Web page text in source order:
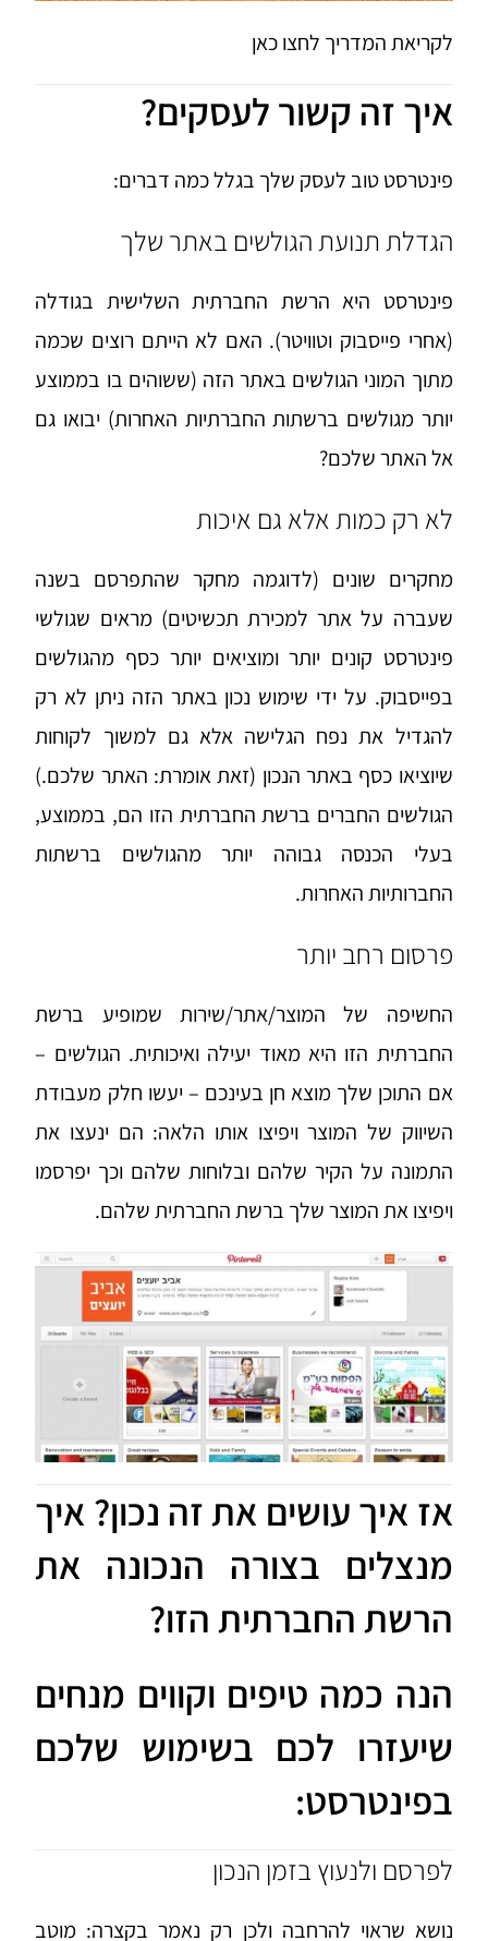
לקריאת המדריך לחצו כאן
איך זה קשור לעסקים?
פינטרסט טוב לעסק שלך בגלל כמה דברים:
הגדלת תנועת הגולשים באתר שלך
פינטרסט היא הרשת החברתית השלישית בגודלה
(אחרי פייסבוק וטוויטר). האם לא הייתם רוצים שכמה
מתוך המוני הגולשים באתר הזה (ששוהים בו בממוצע
יותר מגולשים ברשתות החברתיות האחרות) יבואו גם
אל האתר שלכם?
לא רק כמות אלא גם איכות
מחקרים שונים (לדוגמה מחקר שהתפרסם בשנה
שעברה על אתר למכירת תכשיטים) מראים שגולשי
פינטרסט קונים יותר ומוציאים יותר כסף מהגולשים
בפייסבוק. על ידי שימוש נכון באתר הזה ניתן לא רק
להגדיל את נפח הגלישה אלא גם למשוך לקוחות
שיוציאו כסף באתר הנכון (זאת אומרת: האתר שלכם.)
הגולשים החברים ברשת החברתית הזו הם, בממוצע,
בעלי הכנסה גבוהה יותר מהגולשים ברשתות
החברותיות האחרות.
פרסום רחב יותר
החשיפה של המוצר/אתר/שירות שמופיע ברשת
החברתית הזו היא מאוד יעילה ואיכותית. הגולשים –
אם התוכן שלך מוצא חן בעינכם – יעשו חלק מעבודת
השיווק של המוצר ויפיצו אותו הלאה: הם ינעצו את
התמונה על הקיר שלהם ובלוחות שלהם וכך יפרסמו
ויפיצו את המוצר שלך ברשת החברתית שלהם.
אז איך עושים את זה נכון? איך
מנצלים בצורה הנכונה את
הרשת החברתית הזו?
הנה כמה טיפים וקווים מנחים
שיעזרו לכם בשימוש שלכם
בפינטרסט:
לפרסם ולנעוץ בזמן הנכון
נושא שראוי להרחבה ולכן רק נאמר בקצרה: מוטב